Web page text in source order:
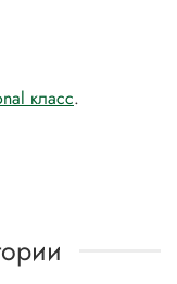
класс.